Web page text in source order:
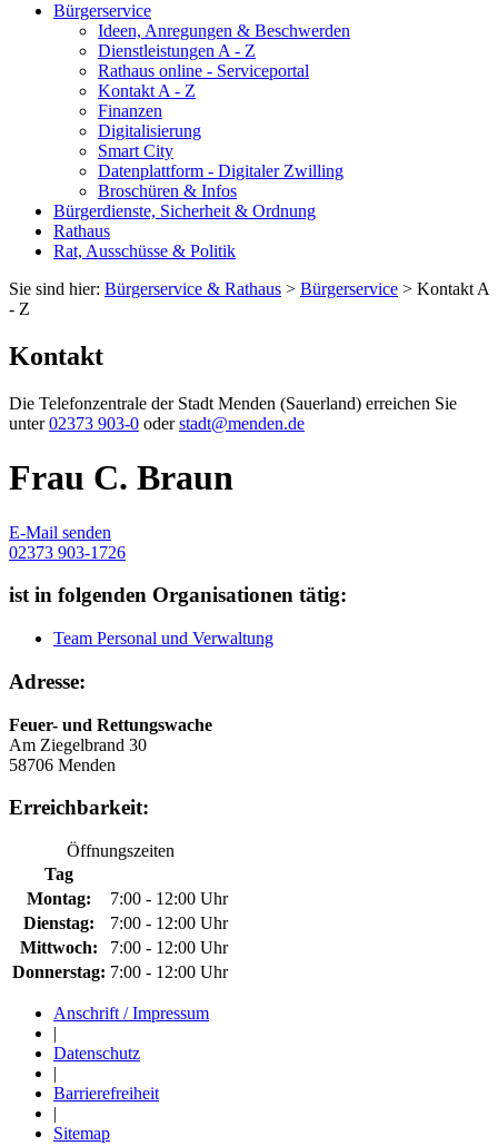
Bürgerservice
Ideen, Anregungen & Beschwerden
Dienstleistungen A - Z
Rathaus online - Serviceportal
Kontakt A - Z
Finanzen
Digitalisierung
Smart City
Datenplattform - Digitaler Zwilling
Broschüren & Infos
Bürgerdienste, Sicherheit & Ordnung
Rathaus
Rat, Ausschüsse & Politik
Sie sind hier: Bürgerservice & Rathaus > Bürgerservice > Kontakt A
- Z
Kontakt
Die Telefonzentrale der Stadt Menden (Sauerland) erreichen Sie
unter02373 903-0 oderstadt@menden.de
Frau C. Braun
E-Mail senden
02373 903-1726
ist in folgenden Organisationen tätig:
Team Personal und Verwaltung
Adresse:
Feuer- und Rettungswache
Am Ziegelbrand 30
58706 Menden
Erreichbarkeit:
Öffnungszeiten
Tag
Montag:
7:00 - 12:00 Uhr
Dienstag:
7:00 - 12:00 Uhr
Mittwoch:
7:00 - 12:00 Uhr
Donnerstag: 7:00 - 12:00 Uhr
Anschrift / Impressum
|
Datenschutz
|
Barrierefreiheit
|
Sitemap